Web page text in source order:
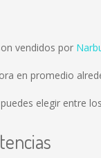
vendidos por
en promedio
elegir entre